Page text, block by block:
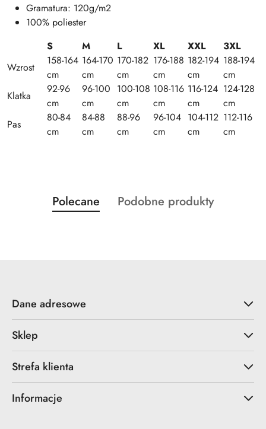
Gramatura: 120g/m2
100% poliester
S
M L XL XXL
3XL
Wzrost
158-164
cm
164-170
cm
170-182
cm
176-188
cm
182-194
cm
188-194
cm
Klatka
92-96
cm
96-100
cm
100-108
cm
108-116
cm
116-124
cm
124-128
cm
Pas
80-84
cm
84-88
cm
88-96
cm
96-104
cm
104-112
cm
112-116
cm
Pomiń karuzelę produktów
Produkty
o
Polecane
Produkty
Podobne produkty
Dane adresowe
Sklep
Strefa klienta
Informacje